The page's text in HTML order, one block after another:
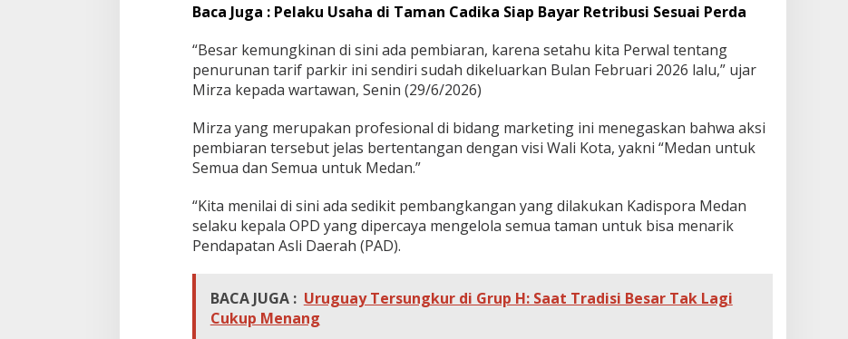
g
n
V
s
W
a
o
t
a
Baca Juga : Pelaku Usaha di Taman Cadika Siap Bayar Retribusi Sesuai Perda
“Besar kemungkinan di sini ada pembiaran, karena setahu kita Perwal tentang
penurunan tarif parkir ini sendiri sudah dikeluarkan Bulan Februari 2026 lalu,” ujar
Mirza kepada wartawan, Senin (29/6/2026)
Mirza yang merupakan profesional di bidang marketing ini menegaskan bahwa aksi
pembiaran tersebut jelas bertentangan dengan visi Wali Kota, yakni “Medan untuk
Semua dan Semua untuk Medan.”
“Kita menilai di sini ada sedikit pembangkangan yang dilakukan Kadispora Medan
selaku kepala OPD yang dipercaya mengelola semua taman untuk bisa menarik
Pendapatan Asli Daerah (PAD).
BACA JUGA : Uruguay Tersungkur di Grup H: Saat Tradisi Besar Tak Lagi
Cukup Menang